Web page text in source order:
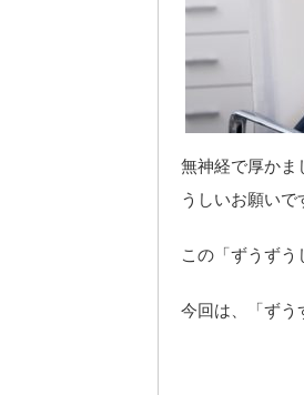
無神経で厚かま
うしいお願いで
この「ずうずう
今回は、「ずう